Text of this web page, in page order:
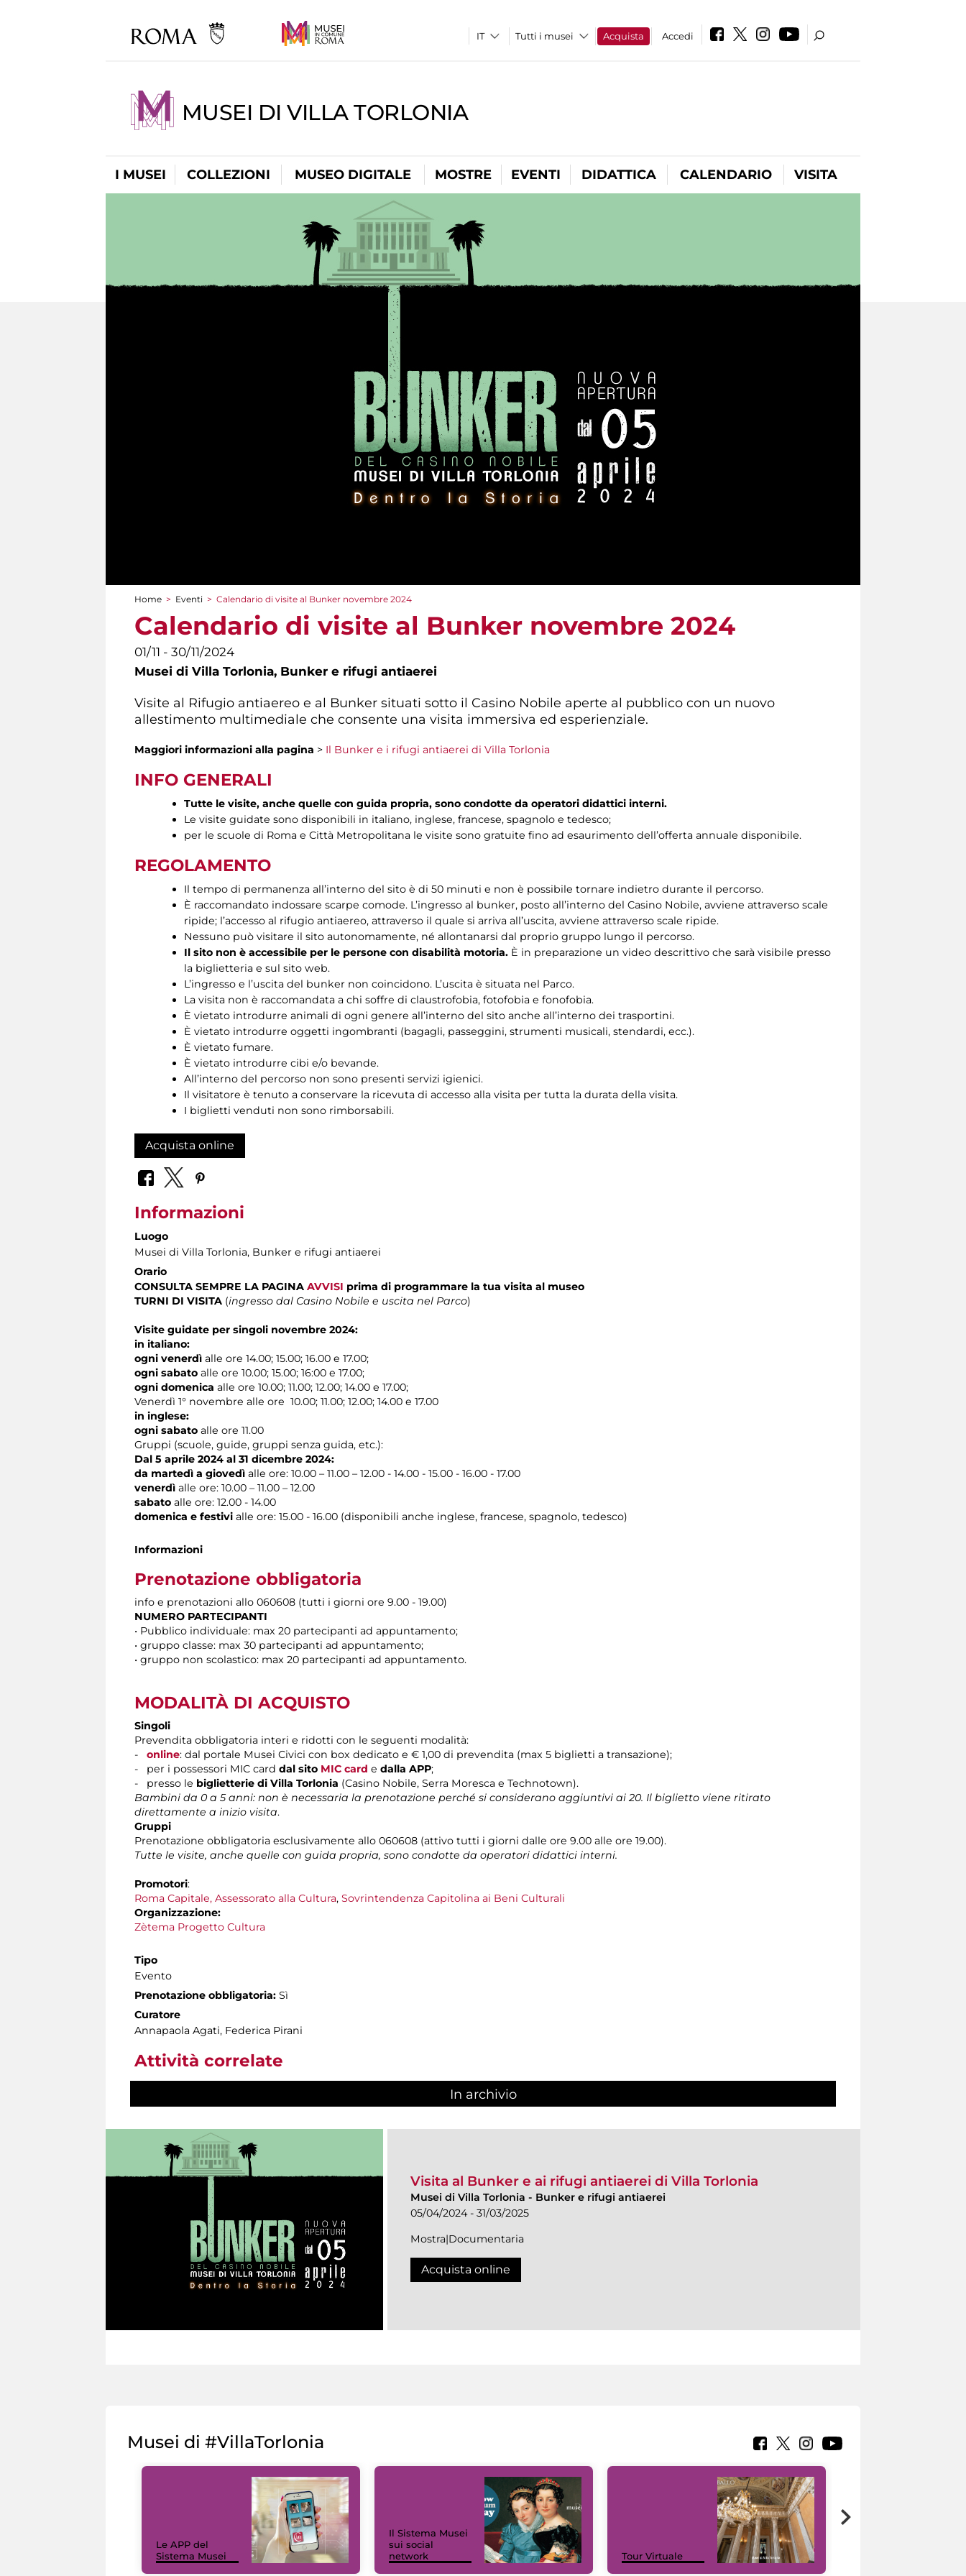
Tutti i musei Acquista Accedi
MUSEI DI VILLA TORLONIA
I MUSEI COLLEZIONI MUSEO DIGITALE MOSTRE EVENTI DIDATTICA CALENDARIO VISITA
Tu sei qui
Home > Eventi > Calendario di visite al Bunker novembre 2024
Calendario di visite al Bunker novembre 2024
01/11 - 30/11/2024
Musei di Villa Torlonia, Bunker e rifugi antiaerei
Visite al Rifugio antiaereo e al Bunker situati sotto il Casino Nobile aperte al pubblico con un nuovo
allestimento multimediale che consente una visita immersiva ed esperienziale.
Maggiori informazioni alla pagina > Il Bunker e i rifugi antiaerei di Villa Torlonia
INFO GENERALI
Tutte le visite, anche quelle con guida propria, sono condotte da operatori didattici interni.
Le visite guidate sono disponibili in italiano, inglese, francese, spagnolo e tedesco;
per le scuole di Roma e Città Metropolitana le visite sono gratuite fino ad esaurimento dell’offerta annuale disponibile.
REGOLAMENTO
Il tempo di permanenza all’interno del sito è di 50 minuti e non è possibile tornare indietro durante il percorso.
È raccomandato indossare scarpe comode. L’ingresso al bunker, posto all’interno del Casino Nobile, avviene attraverso scale
ripide; l’accesso al rifugio antiaereo, attraverso il quale si arriva all’uscita, avviene attraverso scale ripide.
Nessuno può visitare il sito autonomamente, né allontanarsi dal proprio gruppo lungo il percorso.
Il sito non è accessibile per le persone con disabilità motoria.È in preparazione un video descrittivo che sarà visibile presso
la biglietteria e sul sito web.
L’ingresso e l’uscita del bunker non coincidono. L’uscita è situata nel Parco.
La visita non è raccomandata a chi soffre di claustrofobia, fotofobia e fonofobia.
È vietato introdurre animali di ogni genere all’interno del sito anche all’interno dei trasportini.
È vietato introdurre oggetti ingombranti (bagagli, passeggini, strumenti musicali, stendardi, ecc.).
È vietato fumare.
È vietato introdurre cibi e/o bevande.
All’interno del percorso non sono presenti servizi igienici.
Il visitatore è tenuto a conservare la ricevuta di accesso alla visita per tutta la durata della visita.
I biglietti venduti non sono rimborsabili.
Acquista online
Informazioni
Luogo
Musei di Villa Torlonia, Bunker e rifugi antiaerei
Orario
CONSULTA SEMPRE LA PAGINA AVVISI prima di programmare la tua visita al museo
TURNI DI VISITA (ingresso dal Casino Nobile e uscita nel Parco)
Visite guidate per singoli novembre 2024:
in italiano:
ogni venerdì alle ore 14.00; 15.00; 16.00 e 17.00;
ogni sabato alle ore 10.00; 15.00; 16:00 e 17.00;
ogni domenica alle ore 10.00; 11.00; 12.00; 14.00 e 17.00;
Venerdì 1° novembre alle ore 10.00; 11.00; 12.00; 14.00 e 17.00
in inglese:
ogni sabato alle ore 11.00
Gruppi (scuole, guide, gruppi senza guida, etc.):
Dal 5 aprile 2024 al 31 dicembre 2024:
da martedì a giovedì alle ore: 10.00 – 11.00 – 12.00 - 14.00 - 15.00 - 16.00 - 17.00
venerdì alle ore: 10.00 – 11.00 – 12.00
sabato alle ore: 12.00 - 14.00
domenica e festivi alle ore: 15.00 - 16.00 (disponibili anche inglese, francese, spagnolo, tedesco)
Informazioni
Prenotazione obbligatoria
info e prenotazioni allo 060608 (tutti i giorni ore 9.00 - 19.00)
NUMERO PARTECIPANTI
• Pubblico individuale: max 20 partecipanti ad appuntamento;
• gruppo classe: max 30 partecipanti ad appuntamento;
• gruppo non scolastico: max 20 partecipanti ad appuntamento.
MODALITÀ DI ACQUISTO
Singoli
Prevendita obbligatoria interi e ridotti con le seguenti modalità:
- online: dal portale Musei Civici con box dedicato e € 1,00 di prevendita (max 5 biglietti a transazione);
- per i possessori MIC card dal sito MIC card e dalla APP;
- presso le biglietterie di Villa Torlonia (Casino Nobile, Serra Moresca e Technotown).
Bambini da 0 a 5 anni: non è necessaria la prenotazione perché si considerano aggiuntivi ai 20. Il biglietto viene ritirato
direttamente a inizio visita.
Gruppi
Prenotazione obbligatoria esclusivamente allo 060608 (attivo tutti i giorni dalle ore 9.00 alle ore 19.00).
Tutte le visite, anche quelle con guida propria, sono condotte da operatori didattici interni.
Promotori:
Roma Capitale, Assessorato alla Cultura, Sovrintendenza Capitolina ai Beni Culturali
Organizzazione:
Zètema Progetto Cultura
Tipo
Evento
Prenotazione obbligatoria: Sì
Curatore
Annapaola Agati, Federica Pirani
Attività correlate
In archivio
Visita al Bunker e ai rifugi antiaerei di Villa Torlonia
Musei di Villa Torlonia - Bunker e rifugi antiaerei
05/04/2024 - 31/03/2025
Mostra|Documentaria
Acquista online
Musei di #VillaTorlonia
Le APP del
Sistema Musei
Il Sistema Musei
sui social
network
Tour Virtuale